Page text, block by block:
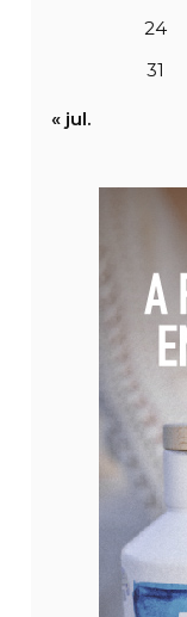
24
31
« jul.